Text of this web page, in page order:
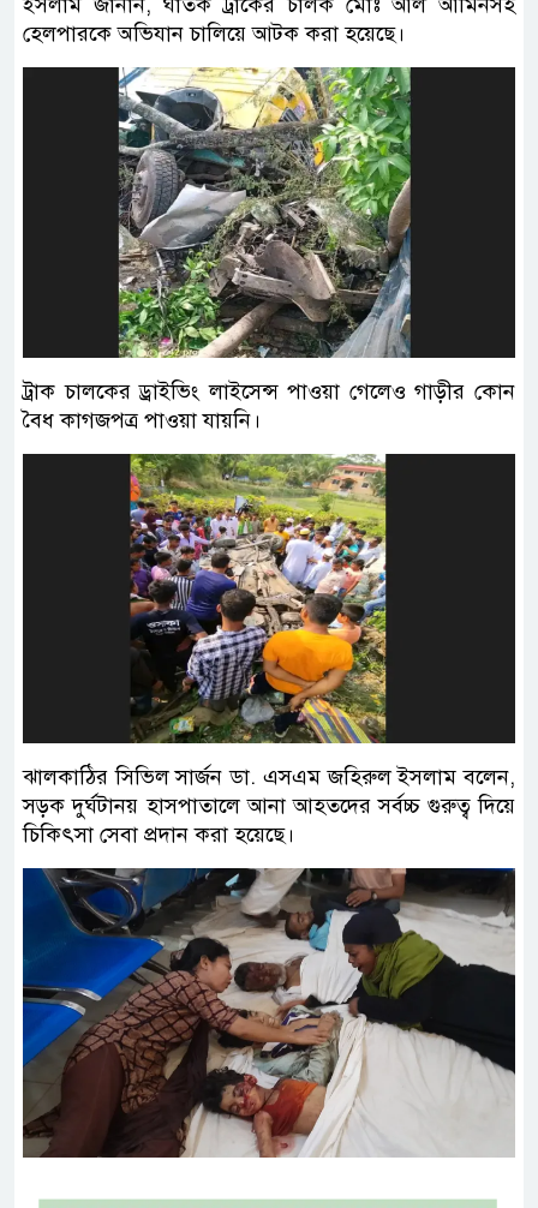
ইসলাম জানান, ঘাতক ট্রাকের চালক মোঃ আল আমিনসহ
হেলপারকে অভিযান চালিয়ে আটক করা হয়েছে।
ট্রাক চালকের ড্রাইভিং লাইসেন্স পাওয়া গেলেও গাড়ীর কোন
বৈধ কাগজপত্র পাওয়া যায়নি।
ঝালকাঠির সিভিল সার্জন ডা. এসএম জহিরুল ইসলাম বলেন,
সড়ক দুর্ঘটানয় হাসপাতালে আনা আহতদের সর্বচ্চ গুরুত্ব দিয়ে
চিকিৎসা সেবা প্রদান করা হয়েছে।